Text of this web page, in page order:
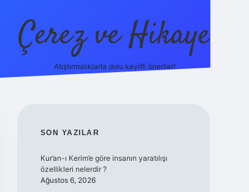
Çerez ve Hikaye
Atıştırmalıklarla dolu keyifli öneriler!
SIDEBAR
SON YAZILAR
Kur’an-ı Kerim’e göre insanın yaratılışı
özellikleri nelerdir ?
Ağustos 6, 2026